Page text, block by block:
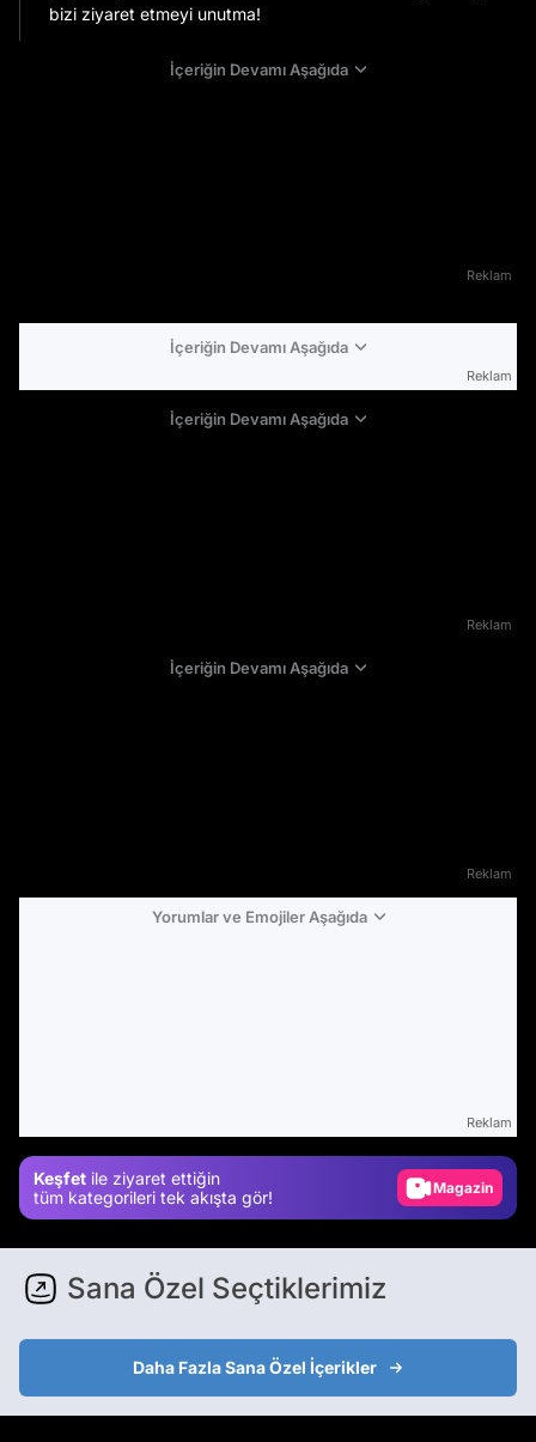
bizi ziyaret etmeyi unutma!
İçeriğin Devamı Aşağıda
Reklam
İçeriğin Devamı Aşağıda
Reklam
İçeriğin Devamı Aşağıda
Reklam
İçeriğin Devamı Aşağıda
Reklam
Yorumlar ve Emojiler Aşağıda
Reklam
Keşfet ile ziyaret ettiğin
tüm kategorileri tek akışta gör!
Magazin
Sana Özel Seçtiklerimiz
Daha Fazla Sana Özel İçerikler